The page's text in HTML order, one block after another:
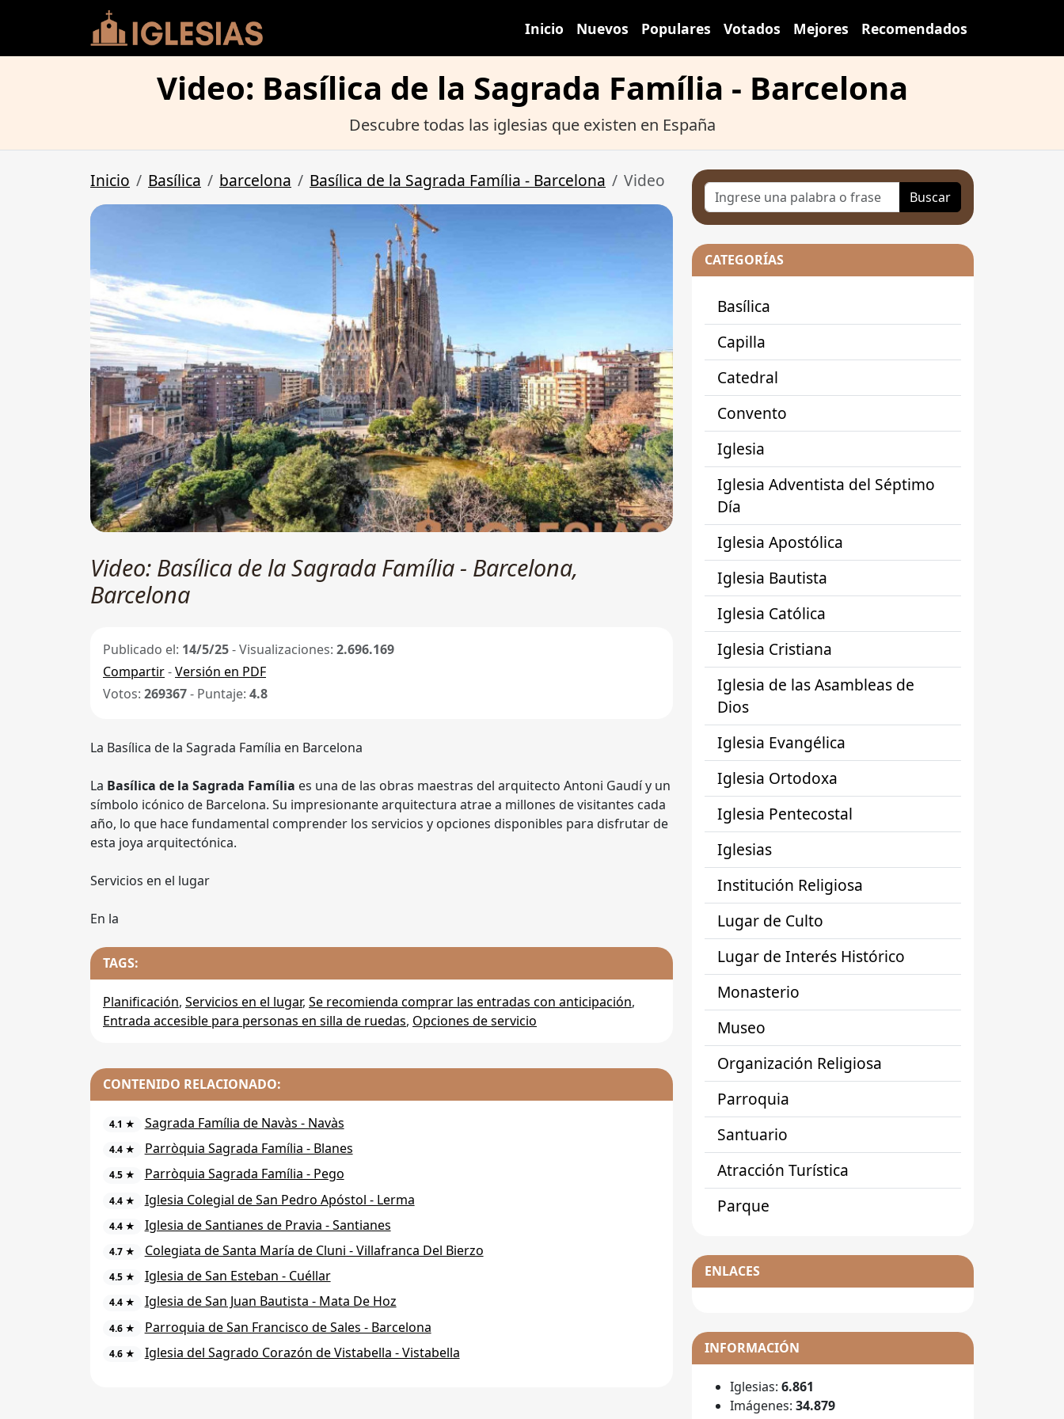
Inicio Nuevos Populares Votados Mejores Recomendados
Video: Basílica de la Sagrada Família - Barcelona
Descubre todas las iglesias que existen en España
Inicio Basílica barcelona Basílica de la Sagrada Família - Barcelona Video
Video: Basílica de la Sagrada Família - Barcelona,
Barcelona
Publicado el: 14/5/25- Visualizaciones: 2.696.169
Compartir-Versión en PDF
Votos: 269367- Puntaje: 4.8
La Basílica de la Sagrada Família en Barcelona
La Basílica de la Sagrada Família es una de las obras maestras del arquitecto Antoni Gaudí y un
símbolo icónico de Barcelona. Su impresionante arquitectura atrae a millones de visitantes cada
año, lo que hace fundamental comprender los servicios y opciones disponibles para disfrutar de
esta joya arquitectónica.
Servicios en el lugar
En la
TAGS:
Planificación, Servicios en el lugar, Se recomienda comprar las entradas con anticipación,
Entrada accesible para personas en silla de ruedas, Opciones de servicio
CONTENIDO RELACIONADO:
4.1 ★ Sagrada Família de Navàs - Navàs
4.4 ★ Parròquia Sagrada Família - Blanes
4.5 ★ Parròquia Sagrada Família - Pego
4.4 ★ Iglesia Colegial de San Pedro Apóstol - Lerma
4.4 ★ Iglesia de Santianes de Pravia - Santianes
4.7 ★ Colegiata de Santa María de Cluni - Villafranca Del Bierzo
4.5 ★ Iglesia de San Esteban - Cuéllar
4.4 ★ Iglesia de San Juan Bautista - Mata De Hoz
4.6 ★ Parroquia de San Francisco de Sales - Barcelona
4.6 ★ Iglesia del Sagrado Corazón de Vistabella - Vistabella
Buscar
CATEGORÍAS
Basílica
Capilla
Catedral
Convento
Iglesia
Iglesia Adventista del Séptimo
Día
Iglesia Apostólica
Iglesia Bautista
Iglesia Católica
Iglesia Cristiana
Iglesia de las Asambleas de
Dios
Iglesia Evangélica
Iglesia Ortodoxa
Iglesia Pentecostal
Iglesias
Institución Religiosa
Lugar de Culto
Lugar de Interés Histórico
Monasterio
Museo
Organización Religiosa
Parroquia
Santuario
Atracción Turística
Parque
ENLACES
INFORMACIÓN
Iglesias: 6.861
Imágenes: 34.879